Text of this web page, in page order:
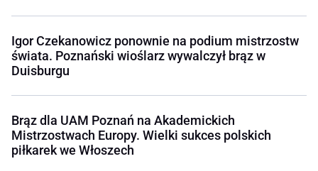
Igor Czekanowicz ponownie na podium mistrzostw
świata. Poznański wioślarz wywalczył brąz w
Duisburgu
Brąz dla UAM Poznań na Akademickich
Mistrzostwach Europy. Wielki sukces polskich
piłkarek we Włoszech